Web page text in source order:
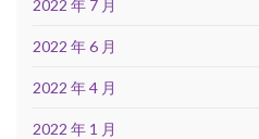
2022 年 7 月
2022 年 6 月
2022 年 4 月
2022 年 1 月